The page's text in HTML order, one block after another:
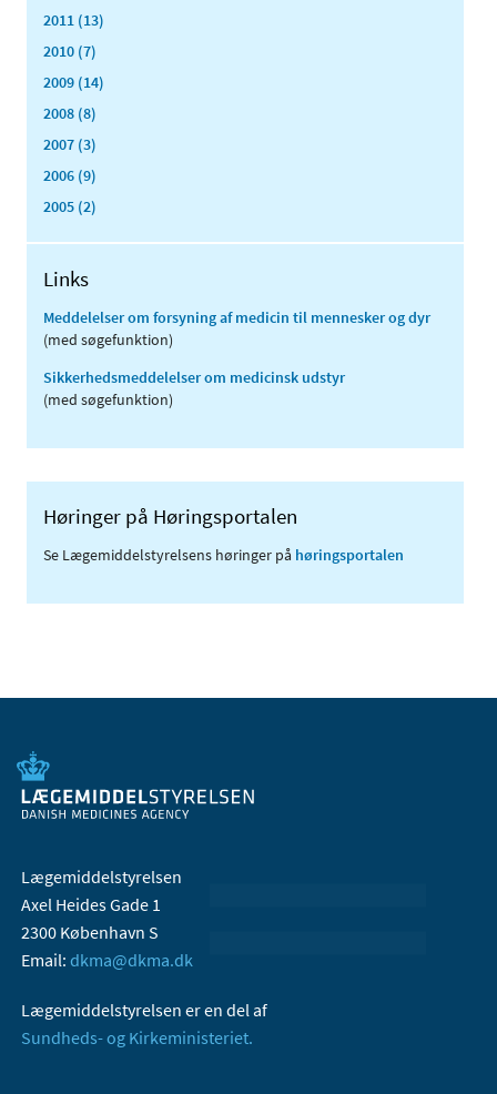
2011 (13)
2010 (7)
2009 (14)
2008 (8)
2007 (3)
2006 (9)
2005 (2)
Links
Meddelelser om forsyning af medicin til mennesker og dyr
(med søgefunktion)
Sikkerhedsmeddelelser om medicinsk udstyr
(med søgefunktion)
Høringer på Høringsportalen
Se Lægemiddelstyrelsens høringer på høringsportalen
Lægemiddelstyrelsen
Axel Heides Gade 1
2300 København S
Email: dkma@dkma.dk
Lægemiddelstyrelsen er en del af
Sundheds- og Kirkeministeriet.